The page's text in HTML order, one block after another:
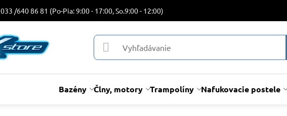
033 /640 86 81 (Po-Pia: 9:00 - 17:00, So.9:00 - 12:00)
Bazény Člny, motory Trampolíny Nafukovacie postele